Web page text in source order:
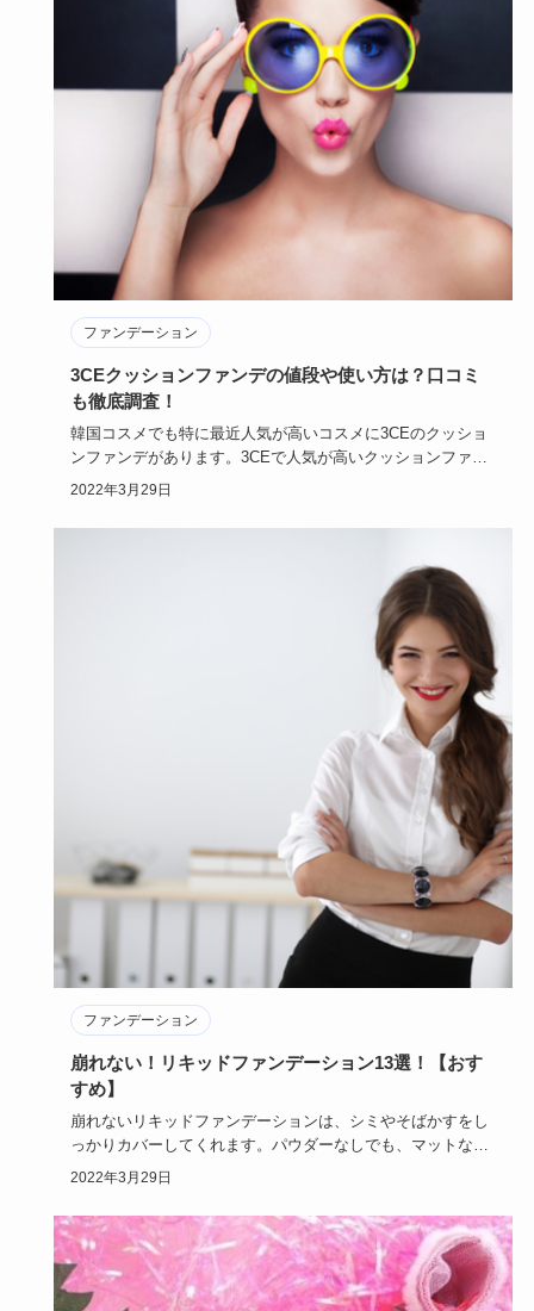
ファンデーション
3CEクッションファンデの値段や使い方は？口コミ
も徹底調査！
韓国コスメでも特に最近人気が高いコスメに3CEのクッショ
ンファンデがあります。3CEで人気が高いクッションファン
デの値段は…
2022年3月29日
ファンデーション
崩れない！リキッドファンデーション13選！【おす
すめ】
崩れないリキッドファンデーションは、シミやそばかすをし
っかりカバーしてくれます。パウダーなしでも、マットな仕
上がりになるで…
2022年3月29日